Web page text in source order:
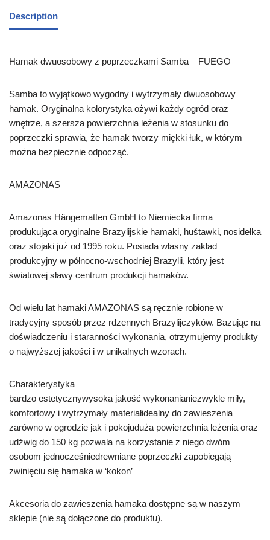
Description
Hamak dwuosobowy z poprzeczkami Samba – FUEGO
Samba to wyjątkowo wygodny i wytrzymały dwuosobowy
hamak. Oryginalna kolorystyka ożywi każdy ogród oraz
wnętrze, a szersza powierzchnia leżenia w stosunku do
poprzeczki sprawia, że hamak tworzy miękki łuk, w którym
można bezpiecznie odpocząć.
AMAZONAS
Amazonas Hängematten GmbH to Niemiecka firma
produkująca oryginalne Brazylijskie hamaki, huśtawki, nosidełka
oraz stojaki już od 1995 roku. Posiada własny zakład
produkcyjny w północno-wschodniej Brazylii, który jest
światowej sławy centrum produkcji hamaków.
Od wielu lat hamaki AMAZONAS są ręcznie robione w
tradycyjny sposób przez rdzennych Brazylijczyków. Bazując na
doświadczeniu i staranności wykonania, otrzymujemy produkty
o najwyższej jakości i w unikalnych wzorach.
Charakterystyka
bardzo estetycznywysoka jakość wykonanianiezwykle miły,
komfortowy i wytrzymały materiałidealny do zawieszenia
zarówno w ogrodzie jak i pokojuduża powierzchnia leżenia oraz
udźwig do 150 kg pozwala na korzystanie z niego dwóm
osobom jednocześniedrewniane poprzeczki zapobiegają
zwinięciu się hamaka w ‘kokon’
Akcesoria do zawieszenia hamaka dostępne są w naszym
sklepie (nie są dołączone do produktu).